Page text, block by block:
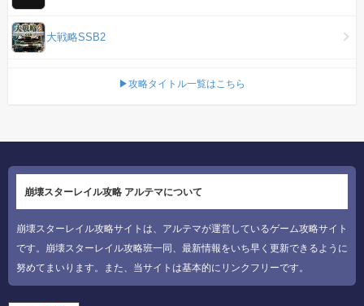
大戦略SSB2
▶攻略タイトル一覧はこちら
崩壊スターレイル攻略 アルテマについて
崩壊スターレイル攻略サイトは、アルテマが運営しているゲーム攻略サイト
です。崩壊スターレイル攻略班一同、最新情報をいち早く更新できるように
努めてまいります。また、当サイトは基本的にリンクフリーです。